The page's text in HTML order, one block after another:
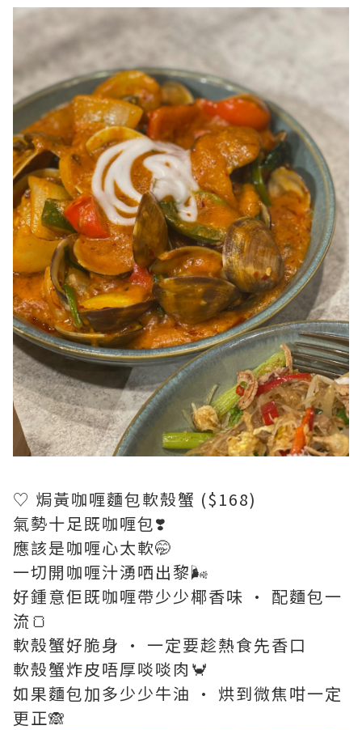
♡ 焗黃咖喱麵包軟殼蟹 ($168)
氣勢十足既咖喱包❣️
應該是咖喱心太軟🤭
一切開咖喱汁湧哂出黎🌬
好鍾意佢既咖喱帶少少椰香味 · 配麵包一
流🍞
軟殼蟹好脆身 · 一定要趁熱食先香口
軟殼蟹炸皮唔厚啖啖肉🦀
如果麵包加多少少牛油 · 烘到微焦咁一定
更正🙈